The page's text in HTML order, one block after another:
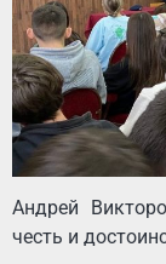
Андрей
честь и